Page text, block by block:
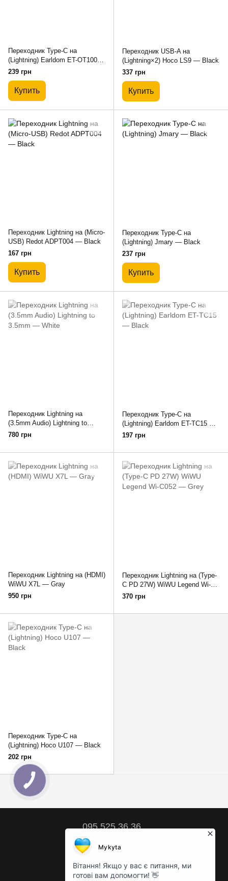
Переходник Type-C на
(Lightning) Earldom ET-OT100
— White
239 грн
Купить
Переходник USB-A на
(Lightning×2) Hoco LS9 — Black
337 грн
Купить
Переходник Lightning на (Micro-
USB) Redot ADPT004 — Black
167 грн
Купить
Переходник Type-C на
(Lightning) Jmary — Black
237 грн
Купить
Переходник Lightning на
(3.5mm Audio) Lightning to
3.5mm — White
780 грн
Переходник Type-C на
(Lightning) Earldom ET-TC15 —
Black
197 грн
Переходник Lightning на (HDMI)
WiWU X7L — Gray
950 грн
Переходник Lightning на (Type-
C PD 27W) WiWU Legend Wi-
C052 — Grey
370 грн
Переходник Type-C на
(Lightning) Hoco U107 — Black
202 грн
095 525 36 36
Контактная информация
Полная версия сайта